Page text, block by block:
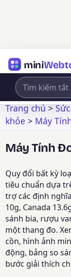
mini
Trang chủ>
khỏe > Máy
Máy Tính
Quy đổi bất kỳ
tiêu chuẩn dựa
trợ các định
10g, Canada
sánh bia, rượu
một thang đo.
cồn, hình ảnh
động, bảng so
bước giải thích